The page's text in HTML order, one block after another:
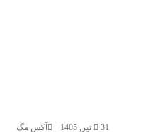
آکس مگ 31 تیر, 1405